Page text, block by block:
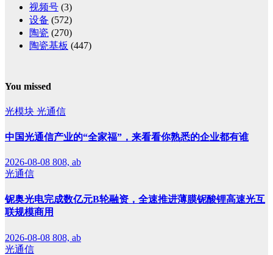
视频号 (3)
设备 (572)
陶瓷 (270)
陶瓷基板 (447)
You missed
光模块 光通信
中国光通信产业的“全家福”，来看看你熟悉的企业都有谁
2026-08-08 808, ab
光通信
铌奥光电完成数亿元B轮融资，全速推进薄膜铌酸锂高速光互
联规模商用
2026-08-08 808, ab
光通信